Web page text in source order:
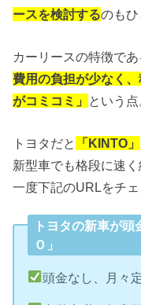
ースを検討するのもひ
カーリースの特徴で
費用の負担が少なく
がコミコミ」 という点
トヨタだと 「KINTO」
新型車でも格段に速
一度下記のURLをチ
トヨタの新車が
Ｏ」
頭金なし、月々